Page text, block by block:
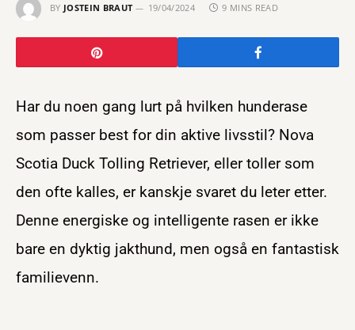
BY JOSTEIN BRAUT 19/04/2024 9 MINS READ
Har du noen gang lurt på hvilken hunderase
som passer best for din aktive livsstil? Nova
Scotia Duck Tolling Retriever, eller toller som
den ofte kalles, er kanskje svaret du leter etter.
Denne energiske og intelligente rasen er ikke
bare en dyktig jakthund, men også en fantastisk
familievenn.